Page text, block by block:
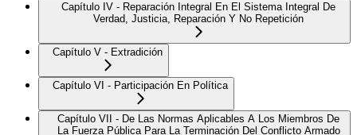
Capítulo IV - Reparación Integral En El Sistema Integral De
Verdad, Justicia, Reparación Y No Repetición
Capítulo V - Extradición
Capítulo VI - Participación En Política
Capítulo VII - De Las Normas Aplicables A Los Miembros De
La Fuerza Pública Para La Terminación Del Conflicto Armado